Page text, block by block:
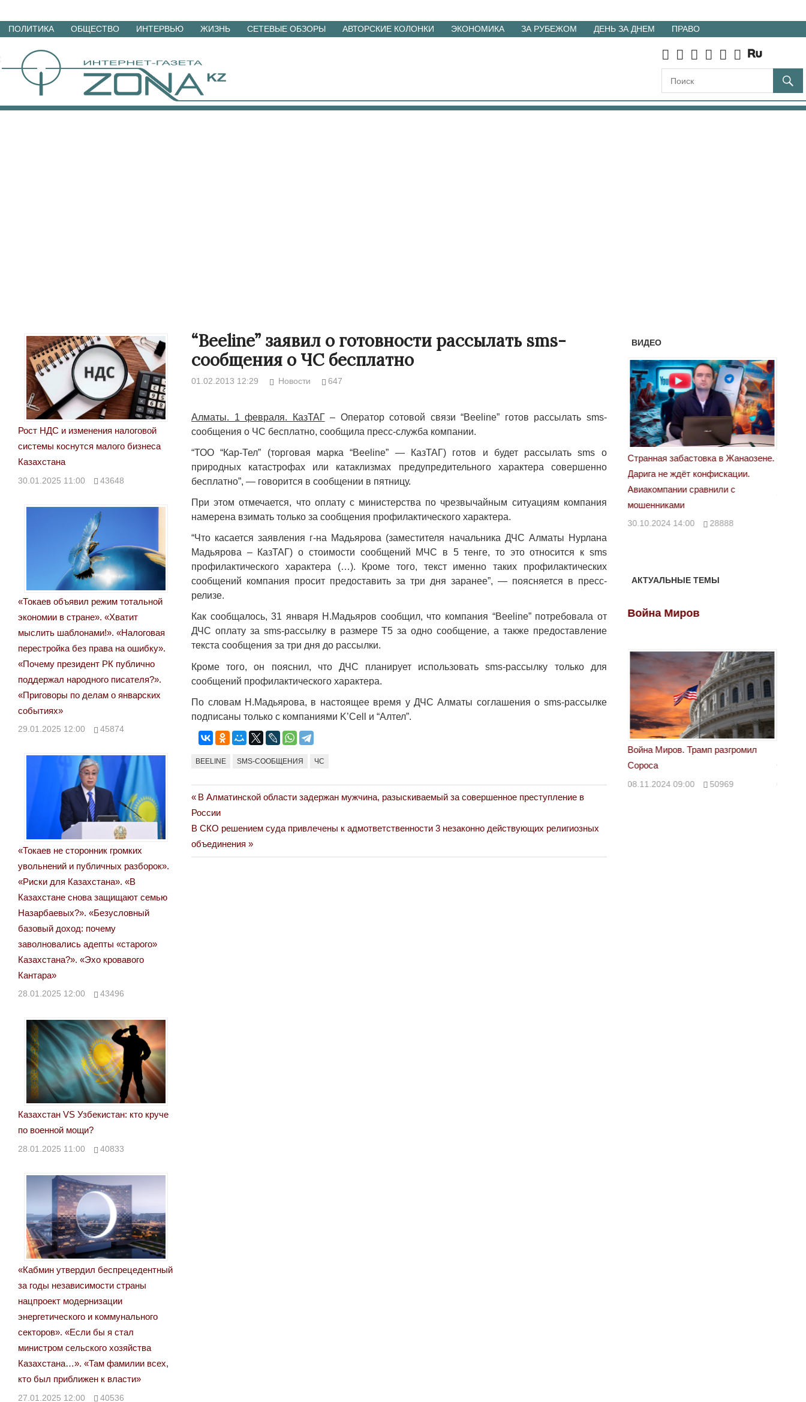
Перейти
материалам
ПОЛИТИКА ОБЩЕСТВО ИНТЕРВЬЮ ЖИЗНЬ СЕТЕВЫЕ ОБЗОРЫ АВТОРСКИЕ КОЛОНКИ ЭКОНОМИКА ЗА РУБЕЖОМ ДЕНЬ ЗА ДНЕМ ПРАВО
“Beeline” заявил о готовности рассылать sms-
сообщения о ЧС бесплатно
01.02.2013 12:29 Новости 647
Алматы. 1 февраля. КазТАГ– Оператор сотовой связи “Beeline” готов рассылать sms-
сообщения о ЧС бесплатно, сообщила пресс-служба компании.
“ТОО “Кар-Тел” (торговая марка “Beeline” — КазТАГ) готов и будет рассылать sms о
природных катастрофах или катаклизмах предупредительного характера совершенно
бесплатно”, — говорится в сообщении в пятницу.
При этом отмечается, что оплату с министерства по чрезвычайным ситуациям компания
намерена взимать только за сообщения профилактического характера.
“Что касается заявления г-на Мадьярова (заместителя начальника ДЧС Алматы Нурлана
Мадьярова – КазТАГ) о стоимости сообщений МЧС в 5 тенге, то это относится к sms
профилактического характера (…). Кроме того, текст именно таких профилактических
сообщений компания просит предоставить за три дня заранее”, — поясняется в пресс-
релизе.
Как сообщалось, 31 января Н.Мадьяров сообщил, что компания “Beeline” потребовала от
ДЧС оплату за sms-рассылку в размере Т5 за одно сообщение, а также предоставление
текста сообщения за три дня до рассылки.
Кроме того, он пояснил, что ДЧС планирует использовать sms-рассылку только для
сообщений профилактического характера.
По словам Н.Мадьярова, в настоящее время у ДЧС Алматы соглашения о sms-рассылке
подписаны только с компаниями K’Cell и “Алтел”.
BEELINE SMS-СООБЩЕНИЯ ЧС
Навигация
по
записям
Previous
Post:
В Алматинской области задержан мужчина, разыскиваемый за совершенное преступление в
России
Next
Post:
В СКО решением суда привлечены к адмответственности 3 незаконно действующих религиозных
объединения
Рост НДС и изменения налоговой
системы коснутся малого бизнеса
Казахстана
30.01.2025 11:00 43648
«Токаев объявил режим тотальной
экономии в стране». «Хватит
мыслить шаблонами!». «Налоговая
перестройка без права на ошибку».
«Почему президент РК публично
поддержал народного писателя?».
«Приговоры по делам о январских
событиях»
29.01.2025 12:00 45874
«Токаев не сторонник громких
увольнений и публичных разборок».
«Риски для Казахстана». «В
Казахстане снова защищают семью
Назарбаевых?». «Безусловный
базовый доход: почему
заволновались адепты «старого»
Казахстана?». «Эхо кровавого
Кантара»
28.01.2025 12:00 43496
Казахстан VS Узбекистан: кто круче
по военной мощи?
28.01.2025 11:00 40833
«Кабмин утвердил беспрецедентный
за годы независимости страны
нацпроект модернизации
энергетического и коммунального
секторов». «Если бы я стал
министром сельского хозяйства
Казахстана…». «Там фамилии всех,
кто был приближен к власти»
27.01.2025 12:00 40536
ВИДЕО
Народ выбрал свет
17.10.2024 17:00
Странная забастовка в Жанаозене.
Дарига не ждёт конфискации.
мошенниками
30.10.2024 14:00
«Новый Казахстан не говорит всей
правды»
29.10.2024 09:00 39623
АКТУАЛЬНЫЕ ТЕМЫ
Война Миров
08.11.2024 09:00 50969
Война Миров
Война Миров. Трамп разгромил
Сороса
08.11.2024 09:00 50969